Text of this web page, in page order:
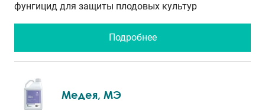
фунгицид для защиты плодовых культур
Подробнее
Медея, МЭ